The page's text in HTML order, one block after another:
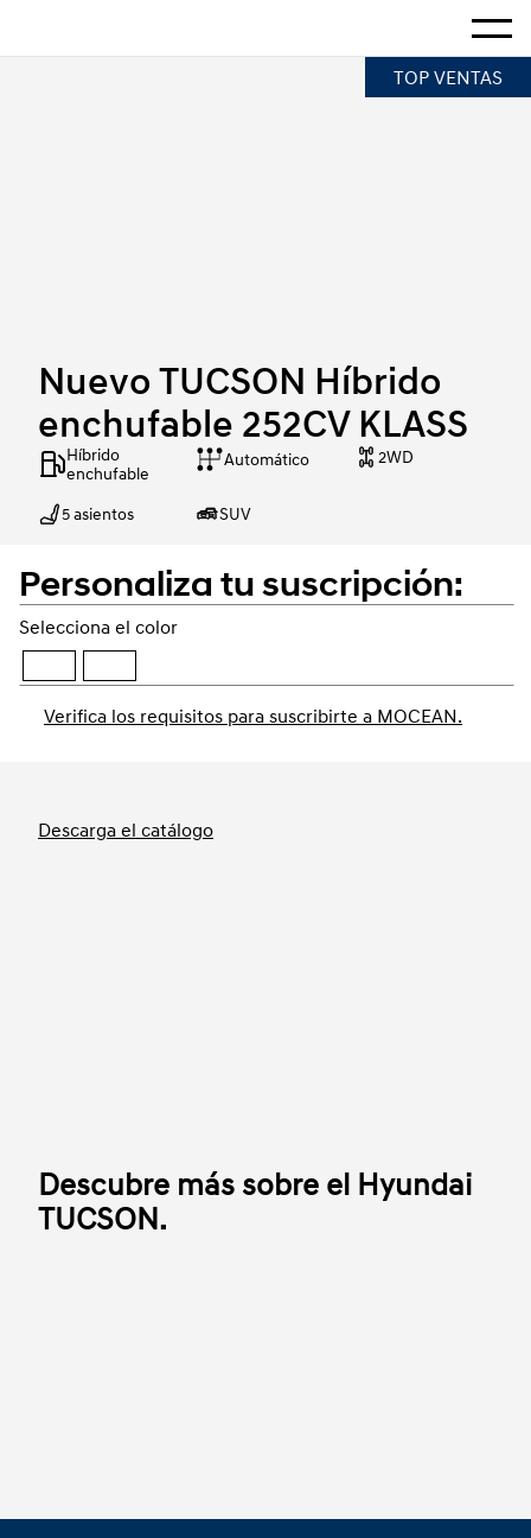
Nuevo TUCSON Híbrido enchufable 252CV KLASSTOP VENTAS
Nuevo TUCSON Híbrido
enchufable 252CV KLASS
Híbrido
enchufable
Automático 2WD
5 asientos SUV
Descarga el catálogo
Personaliza tu suscripción:
Selecciona el color
Verifica los requisitos para suscribirte a MOCEAN.
Descubre más sobre el Hyundai
TUCSON.